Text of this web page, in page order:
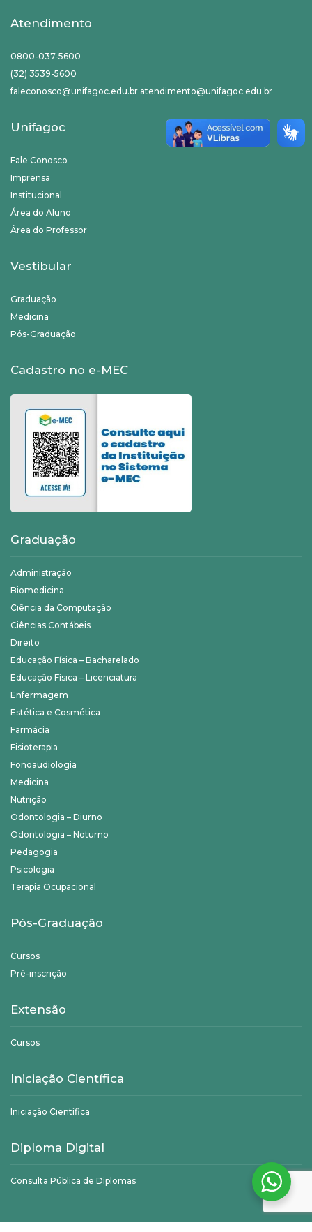
Atendimento
0800-037-5600
(32) 3539-5600
faleconosco@unifagoc.edu.br atendimento@unifagoc.edu.br
Unifagoc
Fale Conosco
Imprensa
Institucional
Área do Aluno
Área do Professor
Vestibular
Graduação
Medicina
Pós-Graduação
Cadastro no e-MEC
Graduação
Administração
Biomedicina
Ciência da Computação
Ciências Contábeis
Direito
Educação Física – Bacharelado
Educação Física – Licenciatura
Enfermagem
Estética e Cosmética
Farmácia
Fisioterapia
Fonoaudiologia
Medicina
Nutrição
Odontologia – Diurno
Odontologia – Noturno
Pedagogia
Psicologia
Terapia Ocupacional
Pós-Graduação
Cursos
Pré-inscrição
Extensão
Cursos
Iniciação Científica
Iniciação Científica
Diploma Digital
Consulta Pública de Diplomas